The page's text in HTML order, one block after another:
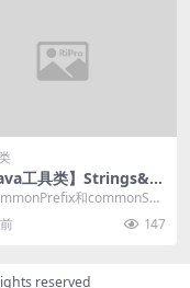
工具类】Strings&In
和commonSu
个方法之前需要先看下...
147
reserved